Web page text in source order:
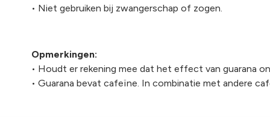
• Niet gebruiken bij zwangerschap of zogen.
Opmerkingen:
• Houdt er rekening mee dat het effect van guarana
• Guarana bevat cafeïne. In combinatie met andere